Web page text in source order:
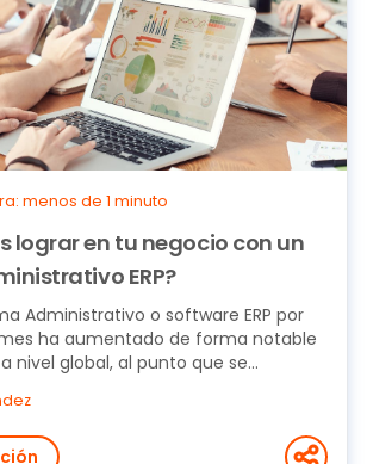
menos de 1 minuto
lograr en tu negocio con un
ERP?
Administrativo o software ERP por
ha aumentado de forma notable
nivel global, al punto que se...